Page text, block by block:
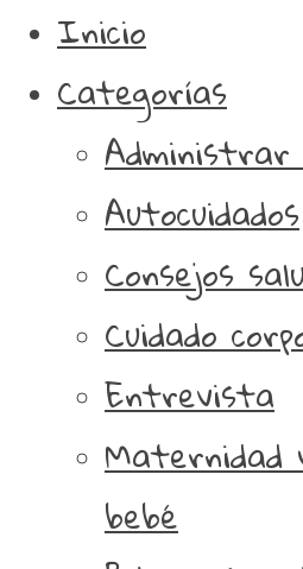
Inicio
Categorías
Administrar
Autocuidados
Consejos
Cuidado
Entrevista
Maternidad
bebé